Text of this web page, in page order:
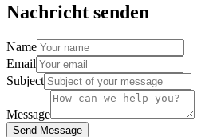
Nachricht senden
Name
Email
Subject
Message
Send Message